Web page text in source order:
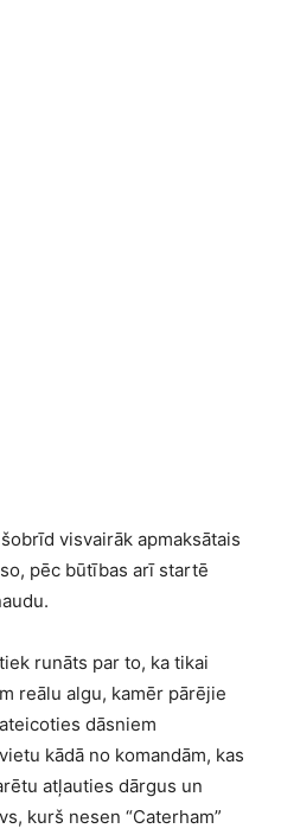
visvairāk apmaksātais
pēc būtības arī startē
runāts par to, ka tikai
reālu algu, kamēr pārējie
dāsniem
kādā no komandām, kas
atļauties dārgus un
kurš nesen “Caterham”